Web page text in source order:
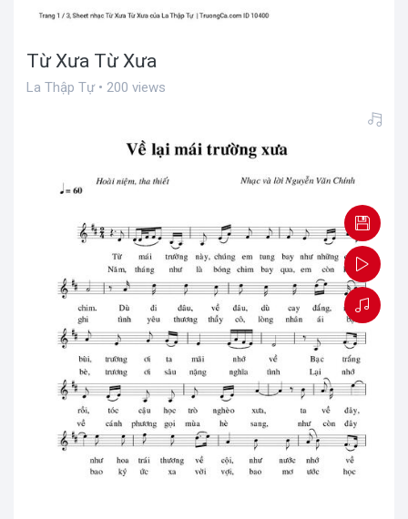
Từ Xưa Từ Xưa
La Thập Tự • 200 views